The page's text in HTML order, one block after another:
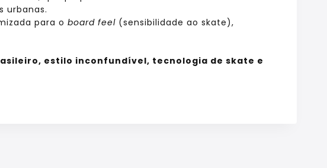
urbanas.
para o board feel (sensibilidade ao skate),
estilo inconfundível, tecnologia de skate e